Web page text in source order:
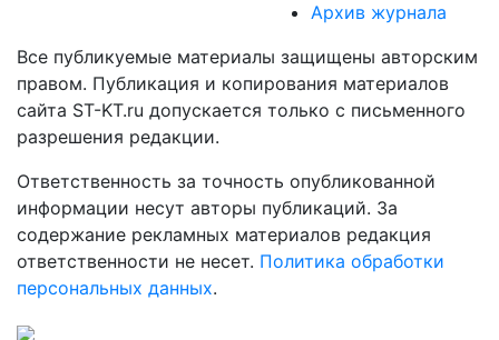
Архив журнала
Все публикуемые материалы защищены авторским
правом. Публикация и копирования материалов
сайта ST-KT.ru допускается только с письменного
разрешения редакции.
Ответственность за точность опубликованной
информации несут авторы публикаций. За
содержание рекламных материалов редакция
ответственности не несет. Политика обработки
персональных данных.